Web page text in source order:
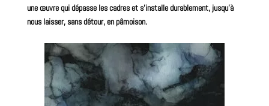
une œuvre qui dépasse les cadres et s’installe durablement, jusqu’à
nous laisser, sans détour, en pâmoison.